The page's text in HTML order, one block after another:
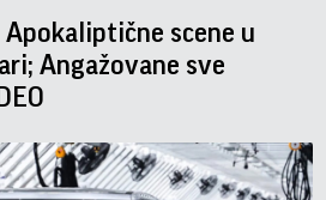
Apokaliptične scene u
Angažovane sve